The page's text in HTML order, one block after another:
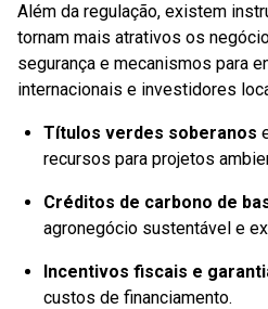
Além da regulação, existem
tornam mais atrativos os
segurança e mecanismos para
internacionais e investidores
Títulos verdes soberanos
recursos para projetos
Créditos de carbono de
agronegócio sustentável e
Incentivos fiscais e
custos de financiamento.